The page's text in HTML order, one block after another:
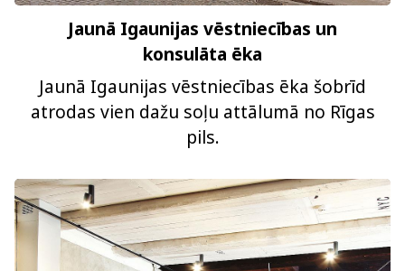
Jaunā Igaunijas vēstniecības un
konsulāta ēka
Jaunā Igaunijas vēstniecības ēka šobrīd
atrodas vien dažu soļu attālumā no Rīgas
pils.